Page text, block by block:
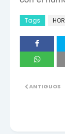
Tags
ANTIGUOS